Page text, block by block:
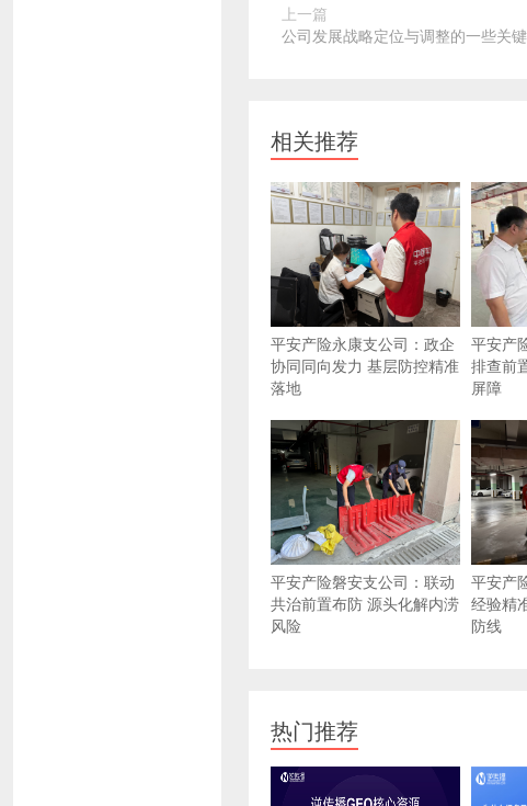
上一篇
公司发展战略定位与调整的一些关
相关推荐
平安产险永康支公司：政企
协同同向发力 基层防控精准
落地
平安产
排查前
屏障
平安产险磐安支公司：联动
共治前置布防 源头化解内涝
风险
平安产
经验精
防线
热门推荐